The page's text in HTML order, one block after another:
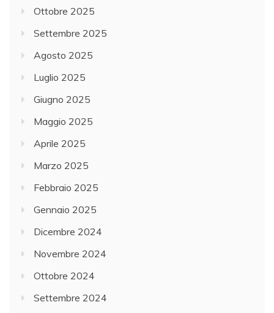
Ottobre 2025
Settembre 2025
Agosto 2025
Luglio 2025
Giugno 2025
Maggio 2025
Aprile 2025
Marzo 2025
Febbraio 2025
Gennaio 2025
Dicembre 2024
Novembre 2024
Ottobre 2024
Settembre 2024